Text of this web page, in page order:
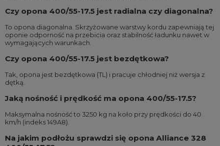
Czy opona 400/55-17.5 jest radialna czy diagonalna?
To opona diagonalna. Skrzyżowane warstwy kordu zapewniają tej
oponie odporność na przebicia oraz stabilność ładunku nawet w
wymagających warunkach.
Czy opona 400/55-17.5 jest bezdętkowa?
Tak, opona jest bezdętkowa (TL) i pracuje chłodniej niż wersja z
dętką.
Jaką nośność i prędkość ma opona 400/55-17.5?
Maksymalna nośność to 3250 kg na koło przy prędkości do 40
km/h (indeks 149A8).
Na jakim podłożu sprawdzi się opona Alliance 328